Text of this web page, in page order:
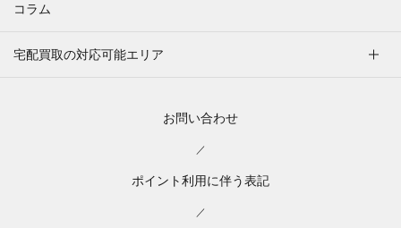
コラム
宅配買取の対応可能エリア
お問い合わせ
／
ポイント利用に伴う表記
／